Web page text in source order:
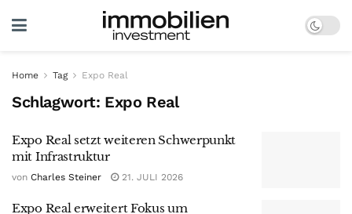
Home Tag Expo Real
Schlagwort: Expo Real
Expo Real setzt weiteren Schwerpunkt
mit Infrastruktur
von Charles Steiner 21. JULI 2026
Expo Real erweitert Fokus um